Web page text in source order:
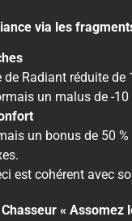
via les
de Radiant réduite de
un malus de -
un bonus de 50
est cohérent avec
« Assomez